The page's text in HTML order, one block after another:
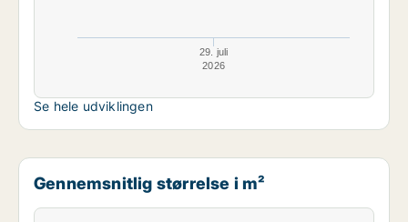
29. juli
2026
Se hele udviklingen
Gennemsnitlig størrelse i m²